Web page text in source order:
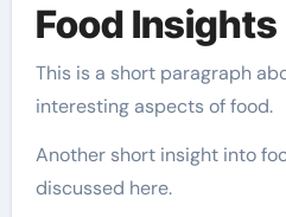
Food Insights
This is a short paragraph
interesting aspects of food.
Another short insight into
discussed here.